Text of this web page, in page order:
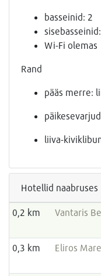
basseinid: 2
Wi-Fi olemas
Rand
pääs merre:
liiva-
Hotellid naabruses
0,2 km
Vantaris
0,3 km
Eliros